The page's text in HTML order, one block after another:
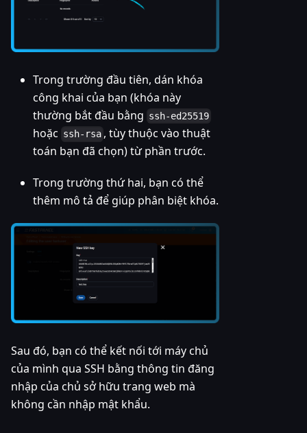
Trong trường đầu tiên, dán khóa
công khai của bạn (khóa này
thường bắt đầu bằng ssh-ed25519
hoặc ssh-rsa , tùy thuộc vào thuật
toán bạn đã chọn) từ phần trước.
Trong trường thứ hai, bạn có thể
thêm mô tả để giúp phân biệt khóa.
Sau đó, bạn có thể kết nối tới máy chủ
của mình qua SSH bằng thông tin đăng
nhập của chủ sở hữu trang web mà
không cần nhập mật khẩu.